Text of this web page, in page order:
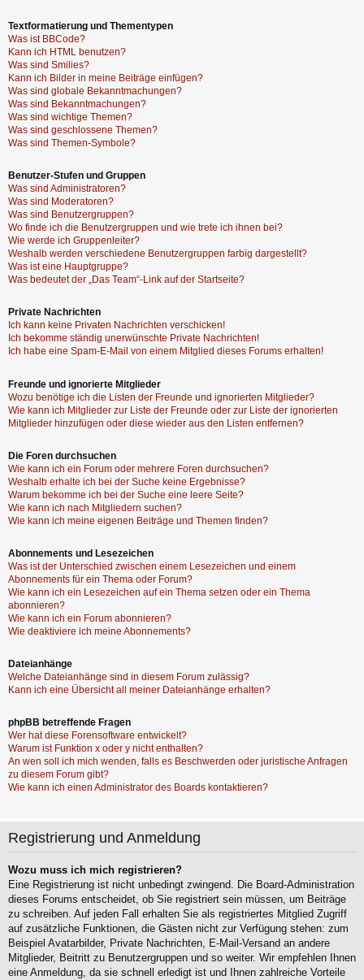
Textformatierung und Thementypen
Was ist BBCode?
Kann ich HTML benutzen?
Was sind Smilies?
Kann ich Bilder in meine Beiträge einfügen?
Was sind globale Bekanntmachungen?
Was sind Bekanntmachungen?
Was sind wichtige Themen?
Was sind geschlossene Themen?
Was sind Themen-Symbole?
Benutzer-Stufen und Gruppen
Was sind Administratoren?
Was sind Moderatoren?
Was sind Benutzergruppen?
Wo finde ich die Benutzergruppen und wie trete ich ihnen bei?
Wie werde ich Gruppenleiter?
Weshalb werden verschiedene Benutzergruppen farbig dargestellt?
Was ist eine Hauptgruppe?
Was bedeutet der „Das Team“-Link auf der Startseite?
Private Nachrichten
Ich kann keine Privaten Nachrichten verschicken!
Ich bekomme ständig unerwünschte Private Nachrichten!
Ich habe eine Spam-E-Mail von einem Mitglied dieses Forums erhalten!
Freunde und ignorierte Mitglieder
Wozu benötige ich die Listen der Freunde und ignorierten Mitglieder?
Wie kann ich Mitglieder zur Liste der Freunde oder zur Liste der ignorierten
Mitglieder hinzufügen oder diese wieder aus den Listen entfernen?
Die Foren durchsuchen
Wie kann ich ein Forum oder mehrere Foren durchsuchen?
Weshalb erhalte ich bei der Suche keine Ergebnisse?
Warum bekomme ich bei der Suche eine leere Seite?
Wie kann ich nach Mitgliedern suchen?
Wie kann ich meine eigenen Beiträge und Themen finden?
Abonnements und Lesezeichen
Was ist der Unterschied zwischen einem Lesezeichen und einem
Abonnements für ein Thema oder Forum?
Wie kann ich ein Lesezeichen auf ein Thema setzen oder ein Thema
abonnieren?
Wie kann ich ein Forum abonnieren?
Wie deaktiviere ich meine Abonnements?
Dateianhänge
Welche Dateianhänge sind in diesem Forum zulässig?
Kann ich eine Übersicht all meiner Dateianhänge erhalten?
phpBB betreffende Fragen
Wer hat diese Forensoftware entwickelt?
Warum ist Funktion x oder y nicht enthalten?
An wen soll ich mich wenden, falls es Beschwerden oder juristische Anfragen
zu diesem Forum gibt?
Wie kann ich einen Administrator des Boards kontaktieren?
Registrierung und Anmeldung
Wozu muss ich mich registrieren?
Eine Registrierung ist nicht unbedingt zwingend. Die Board-Administration
dieses Forums entscheidet, ob Sie registriert sein müssen, um Beiträge
zu schreiben. Auf jeden Fall erhalten Sie als registriertes Mitglied Zugriff
auf zusätzliche Funktionen, die Gästen nicht zur Verfügung stehen: zum
Beispiel Avatarbilder, Private Nachrichten, E-Mail-Versand an andere
Mitglieder, Beitritt zu Benutzergruppen und so weiter. Wir empfehlen Ihnen
eine Anmeldung, da sie schnell erledigt ist und Ihnen zahlreiche Vorteile